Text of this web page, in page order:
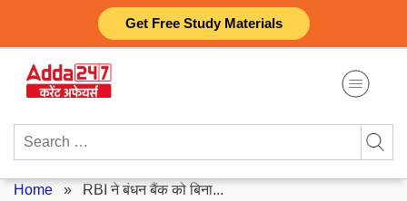
Get Free Study Materials
content
Search
Home » RBI ने बंधन बैंक को बिना...